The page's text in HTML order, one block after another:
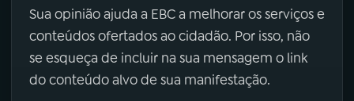
Sua opinião ajuda a EBC a melhorar os serviços e
conteúdos ofertados ao cidadão. Por isso, não
se esqueça de incluir na sua mensagem o link
do conteúdo alvo de sua manifestação.